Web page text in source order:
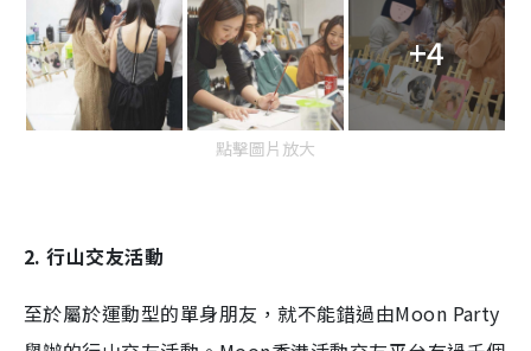
+4
點擊圖片放大
2. 行山交友活動
至於屬於運動型的單身朋友，就不能錯過由Moon Party